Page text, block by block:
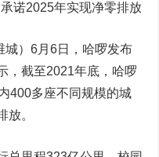
诺2025年实现净零排放
）6月6日，哈啰发布
，截至2021年底，哈啰
400多座不同规模的城
放。